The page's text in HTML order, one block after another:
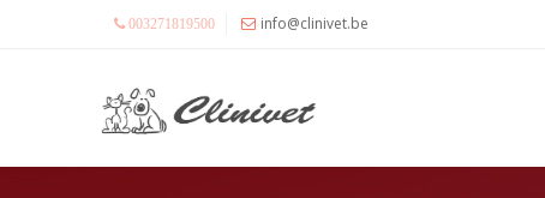
003271819500 info@clinivet.be